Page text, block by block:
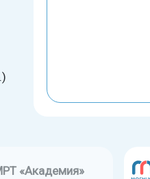
«Академия»